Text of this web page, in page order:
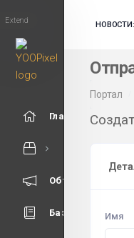
НОВОСТИ:
Extend
Главная
Объявления
База знаний
Портал
Имя